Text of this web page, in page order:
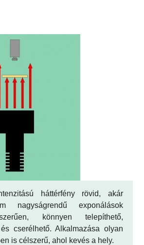
háttérfény rövid, akár
nagyságrendű exponálások
könnyen telepíthető,
cserélhető. Alkalmazása olyan
is célszerű, ahol kevés a hely.